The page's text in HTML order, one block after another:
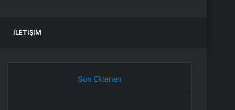
İLETIŞIM
Son Eklenen